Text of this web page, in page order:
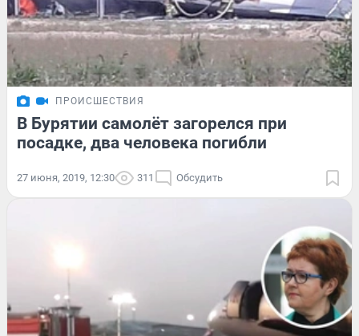
ПРОИСШЕСТВИЯ
В Бурятии самолёт загорелся при
посадке, два человека погибли
27 июня, 2019, 12:30 311 Обсудить